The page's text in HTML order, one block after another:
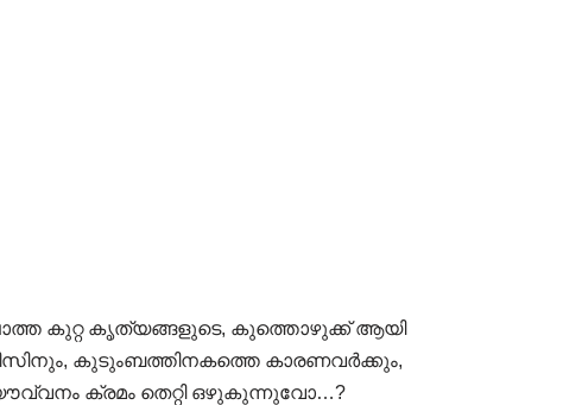
കുറ്റ കൃത്യങ്ങളുടെ, കുത്തൊഴുക്ക് ആയി
കുടുംബത്തിനകത്തെ കാരണവർക്കും,
ക്രമം തെറ്റി ഒഴുകുന്നുവോ…?